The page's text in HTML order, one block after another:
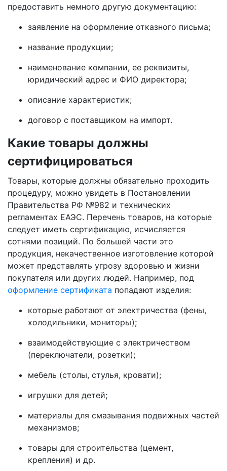
предоставить немного другую документацию:
заявление на оформление отказного письма;
название продукции;
наименование компании, ее реквизиты,
юридический адрес и ФИО директора;
описание характеристик;
договор с поставщиком на импорт.
Какие товары должны
сертифицироваться
Товары, которые должны обязательно проходить
процедуру, можно увидеть в Постановлении
Правительства РФ №982 и технических
регламентах ЕАЭС. Перечень товаров, на которые
следует иметь сертификацию, исчисляется
сотнями позиций. По большей части это
продукция, некачественное изготовление которой
может представлять угрозу здоровью и жизни
покупателя или других людей. Например, под
оформление сертификата попадают изделия:
которые работают от электричества (фены,
холодильники, мониторы);
взаимодействующие с электричеством
(переключатели, розетки);
мебель (столы, стулья, кровати);
игрушки для детей;
материалы для смазывания подвижных частей
механизмов;
товары для строительства (цемент,
крепления) и др.